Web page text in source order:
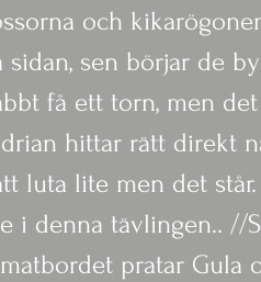
och
sen börjar de
få ett torn, men
hittar rätt direkt
luta lite men det står.
i denna tävlingen.. //
pratar